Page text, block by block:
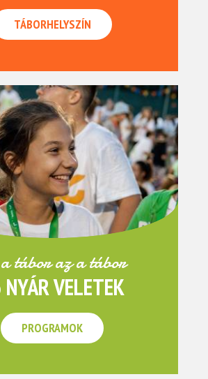
TÁBORHELYSZÍN
tábor az a tábor
VELETEK
PROGRAMOK